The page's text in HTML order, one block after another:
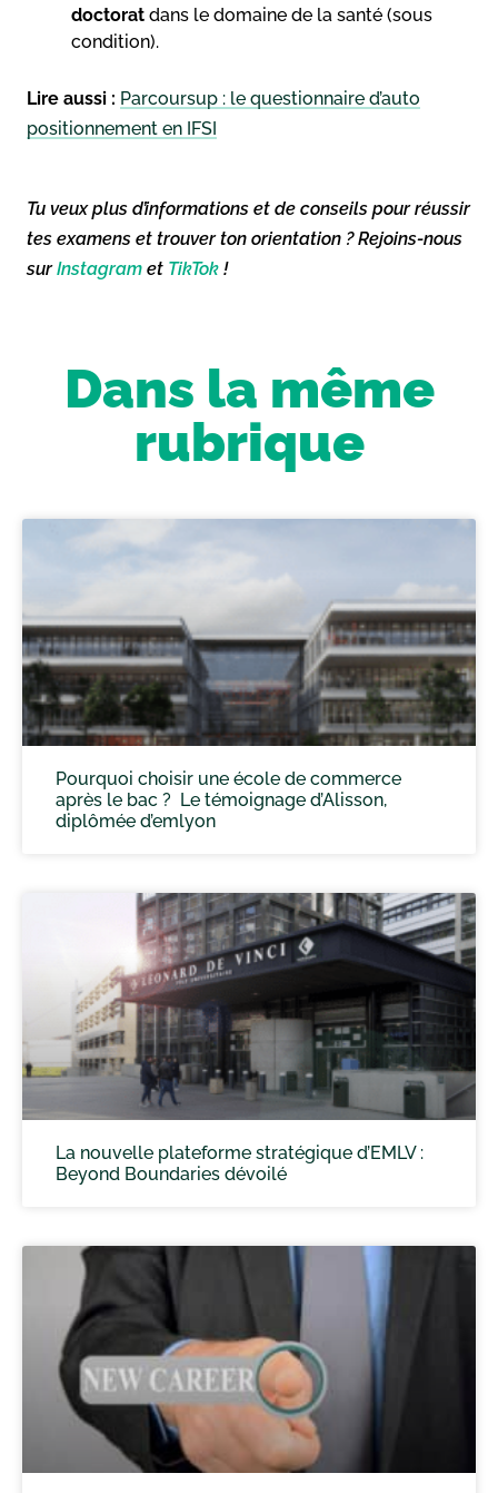
doctorat dans le domaine de la santé (sous
condition).
Lire aussi : Parcoursup : le questionnaire d’auto
positionnement en IFSI
Tu veux plus d’informations et de conseils pour réussir
tes examens et trouver ton orientation ? Rejoins-nous
surInstagram et TikTok !
Dans la même
rubrique
Pourquoi choisir une école de commerce
après le bac ? Le témoignage d’Alisson,
diplômée d’emlyon
La nouvelle plateforme stratégique d’EMLV :
Beyond Boundaries dévoilé